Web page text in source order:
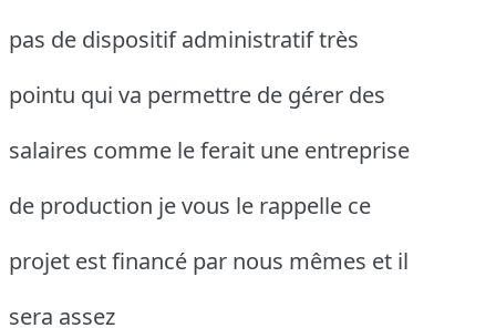
pas de dispositif administratif très
pointu qui va permettre de gérer des
salaires comme le ferait une entreprise
de production je vous le rappelle ce
projet est financé par nous mêmes et il
sera assez